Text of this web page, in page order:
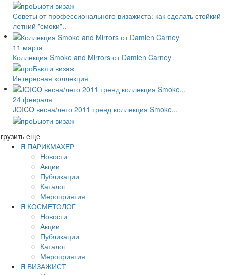
Советы от профессионального визажиста: как сделать стойкий
летний "смоки"..
11 марта
Коллекция Smoke and Mirrors от Damien Carney
Интересная коллекция
24 февраля
JOICO весна/лето 2011 тренд коллекция Smoke...
еще
Я ПАРИКМАХЕР
Новости
Акции
Публикации
Каталог
Мероприятия
Я КОСМЕТОЛОГ
Новости
Акции
Публикации
Каталог
Мероприятия
Я ВИЗАЖИСТ